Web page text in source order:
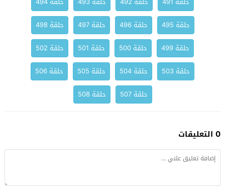
حلقة 495
حلقة 496 حلقة 497
حلقة 498
حلقة 499
حلقة 500 حلقة 501
حلقة 502
حلقة 503
حلقة 504 حلقة 505
حلقة 506
حلقة 507
حلقة 508
0 التعليقات